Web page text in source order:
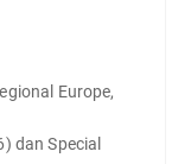
Europe,
dan Special